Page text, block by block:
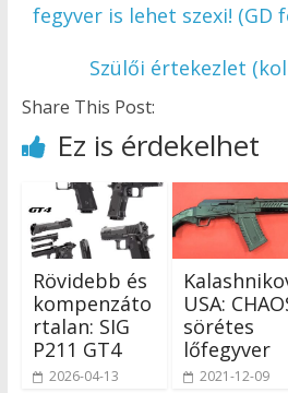
fegyver is lehet szexi! (GD
Szülői értekezlet
Share This Post:
Ez is érdekelhet
Rövidebb és
kompenzáto
rtalan: SIG
P211 GT4
2026-04-13
USA:
sörétes
lőfegyver
2021-12-09